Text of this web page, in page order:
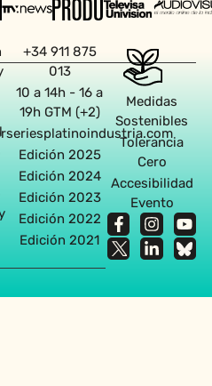
+34 911 875
013
10 a 14h - 16 a
19h GTM (+2)
Edición 2025
Edición 2024
Edición 2023
Edición 2022
Edición 2021
Medidas
Sostenibles
Tolerancia
Cero
Accesibilidad
Evento